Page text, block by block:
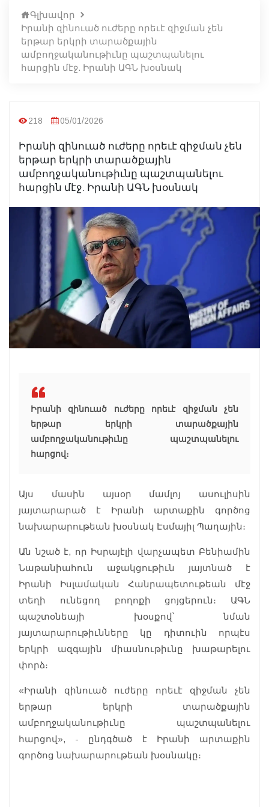
Գլխավոր
Իրանի զինուած ուժերը որեւէ զիջման չեն
երթար երկրի տարածքային
ամբողջականութիւնը պաշտպանելու
հարցին մէջ. Իրանի ԱԳՆ խօսնակ
218 05/01/2026
Իրանի զինուած ուժերը որեւէ զիջման չեն
երթար երկրի տարածքային
ամբողջականութիւնը պաշտպանելու
հարցին մէջ. Իրանի ԱԳՆ խօսնակ
Իրանի զինուած ուժերը որեւէ զիջման չեն
երթար երկրի տարածքային
ամբողջականութիւնը պաշտպանելու
հարցով։
Այս մասին այսօր մամլոյ ասուլիսին
յայտարարած է Իրանի արտաքին գործոց
նախարարութեան խօսնակ Էսմայիլ Պաղային։
Ան նշած է, որ Իսրայէլի վարչապետ Բենիամին
Նաթանիահուն աջակցութիւն յայտնած է
Իրանի Իսլամական Հանրապետութեան մէջ
տեղի ունեցող բողոքի ցոյցերուն։ ԱԳՆ
պաշտօնեայի խօսքով՝ նման
յայտարարութիւնները կը դիտուին որպէս
երկրի ազգային միասնութիւնը խաթարելու
փորձ։
«Իրանի զինուած ուժերը որեւէ զիջման չեն
երթար երկրի տարածքային
ամբողջականութիւնը պաշտպանելու
հարցով», - ընդգծած է Իրանի արտաքին
գործոց նախարարութեան խօսնակը։